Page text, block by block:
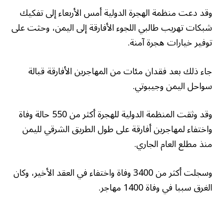
وقد دعت منظمة الهجرة الدولية أمس الأربعاء إلى تفكيك
شبكات تهريب طالبي اللجوء الأفارقة إلى اليمن، وحثت على
توفير خيارات هجرة آمنة.
جاء ذلك بعد فقدان مئات من المهاجرين الأفارقة قبالة
سواحل اليمن وجيبوتي.
وقد وثقت المنظمة الدولية للهجرة أكثر من 550 حالة وفاة
واختفاء لمهاجرين أفارقة على طول الطريق الشرقي لليمن
منذ مطلع العام الجاري.
وسجلت أكثر من 3400 وفاة واختفاء في العقد الأخير، وكان
الغرق سببا في وفاة 1400 مهاجر.